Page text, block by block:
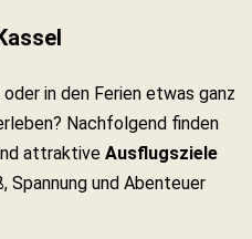
in den Ferien etwas ganz
Nachfolgend finden
attraktive Ausflugsziele
Spannung und Abenteuer